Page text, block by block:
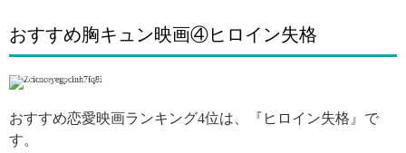
おすすめ胸キュン映画④ヒロイン失格
引用: https://jonitame.net/archives/1573
おすすめ恋愛映画ランキング4位は、『ヒロイン失格』で
す。